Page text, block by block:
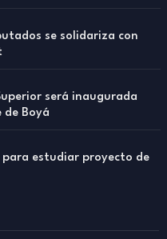
se solidariza con
será inaugurada
de Boyá
para estudiar proyecto de